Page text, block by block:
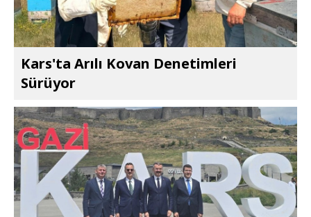
Kars'ta Arılı Kovan Denetimleri
Sürüyor